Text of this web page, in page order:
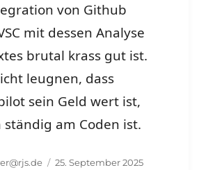
von Github
mit dessen Analyse
brutal krass gut ist.
leugnen, dass
sein Geld wert ist,
am Coden ist.
Veröffentlicht
25. September 2025